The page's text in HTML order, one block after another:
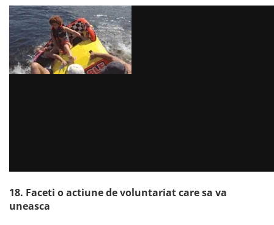
18. Faceti o actiune de voluntariat care sa va
uneasca